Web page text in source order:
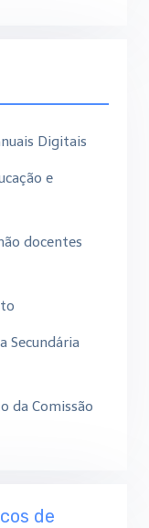
Digitais
e
docentes
Secundária
da Comissão
de